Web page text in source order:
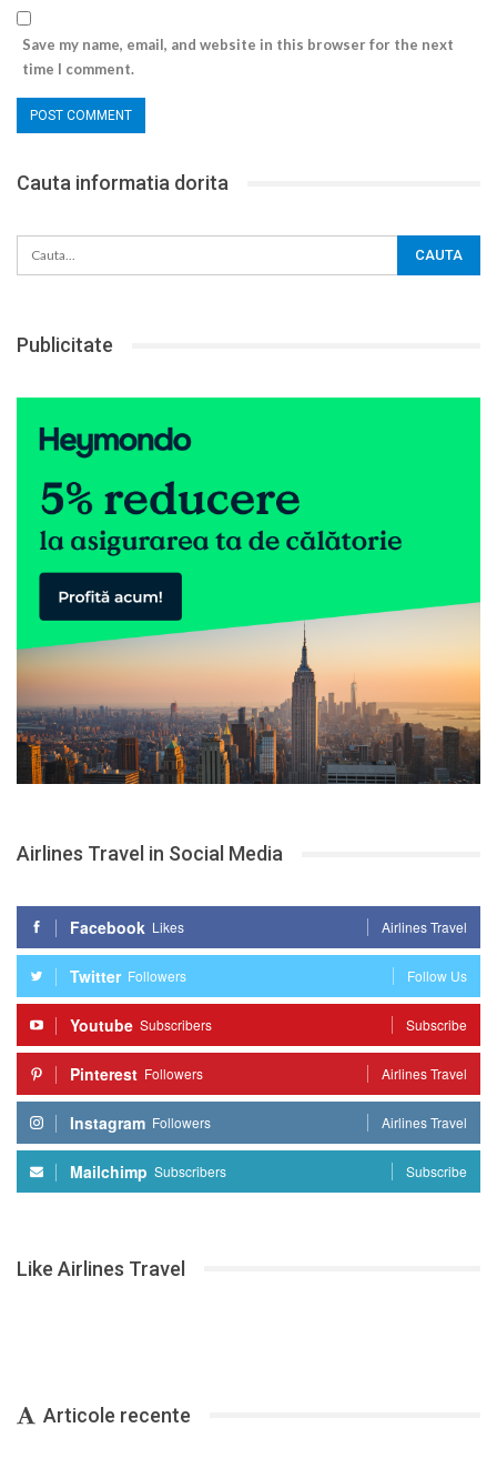
Save my name, email, and website in this browser for the next
time I comment.
Cauta informatia dorita
Publicitate
Airlines Travel in Social Media
Facebook Likes Airlines Travel
Twitter Followers Follow Us
Youtube Subscribers Subscribe
Pinterest Followers Airlines Travel
Instagram Followers Airlines Travel
Mailchimp Subscribers Subscribe
Like Airlines Travel
Articole recente